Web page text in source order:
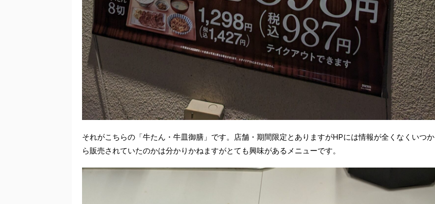
それがこちらの「牛たん・牛皿御膳」です。店舗・期間限定とありますがHPには情報が全くなくいつか
ら販売されていたのかは分かりかねますがとても興味があるメニューです。